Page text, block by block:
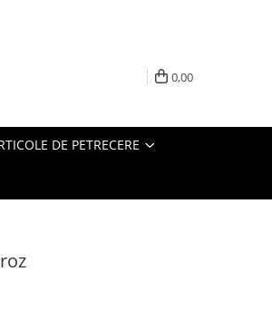
0,00
DE PETRECERE